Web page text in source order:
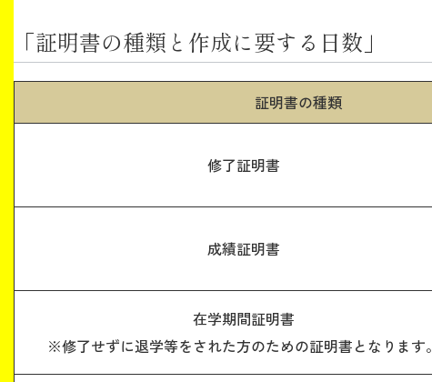
「証明書の種類と作成に要する日数」
証明書の種類
修了証明書
成績証明書
在学期間証明書
※修了せずに退学等をされた方のための証明書となります。